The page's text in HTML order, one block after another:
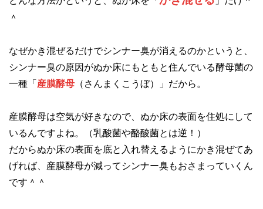
＾
なぜかき混ぜるだけでシンナー臭が消えるのかというと、
シンナー臭の原因がぬか床にもともと住んでいる酵母菌の
一種「 産膜酵母 （さんまくこうぼ）」だから。
産膜酵母は空気が好きなので、ぬか床の表面を住処にして
いるんですよね。（乳酸菌や酪酸菌とは逆！）
だからぬか床の表面を底と入れ替えるようにかき混ぜてあ
げれば、産膜酵母が減ってシンナー臭もおさまっていくん
です＾＾